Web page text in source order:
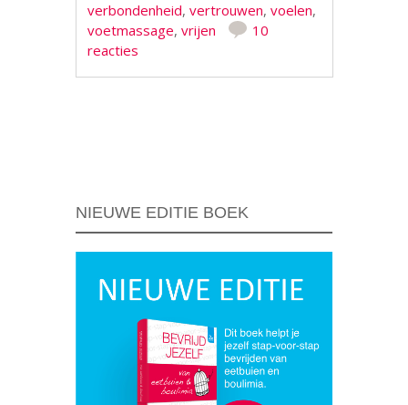
verbondenheid,vertrouwen,voelen,
voetmassage,vrijen
10
reacties
NIEUWE EDITIE BOEK